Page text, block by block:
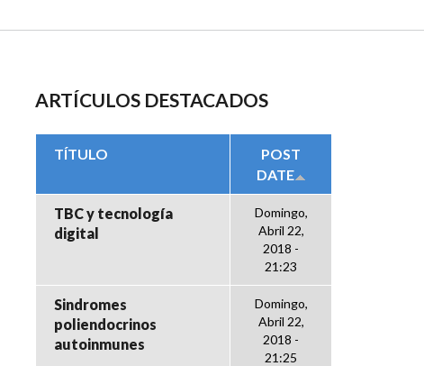
ARTÍCULOS DESTACADOS
TÍTULO
POST
DATE
TBC y tecnología
digital
Domingo,
Abril 22,
2018 -
21:23
Sindromes
poliendocrinos
autoinmunes
Domingo,
Abril 22,
2018 -
21:25